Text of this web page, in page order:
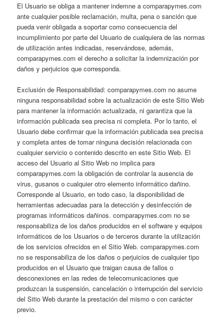
El Usuario se obliga a mantener indemne a comparapymes.com
ante cualquier posible reclamación, multa, pena o sanción que
pueda venir obligada a soportar como consecuencia del
incumplimiento por parte del Usuario de cualquiera de las normas
de utilización antes indicadas, reservándose, además,
comparapymes.com el derecho a solicitar la indemnización por
daños y perjuicios que corresponda.
Exclusión de Responsabilidad: comparapymes.com no asume
ninguna responsabilidad sobre la actualización de este Sitio Web
para mantener la información actualizada, ni garantiza que la
información publicada sea precisa ni completa. Por lo tanto, el
Usuario debe confirmar que la información publicada sea precisa
y completa antes de tomar ninguna decisión relacionada con
cualquier servicio o contenido descrito en este Sitio Web. El
acceso del Usuario al Sitio Web no implica para
comparapymes.com la obligación de controlar la ausencia de
virus, gusanos o cualquier otro elemento informático dañino.
Corresponde al Usuario, en todo caso, la disponibilidad de
herramientas adecuadas para la detección y desinfección de
programas informáticos dañinos. comparapymes.com no se
responsabiliza de los daños producidos en el software y equipos
informáticos de los Usuarios o de terceros durante la utilización
de los servicios ofrecidos en el Sitio Web. comparapymes.com
no se responsabiliza de los daños o perjuicios de cualquier tipo
producidos en el Usuario que traigan causa de fallos o
desconexiones en las redes de telecomunicaciones que
produzcan la suspensión, cancelación o interrupción del servicio
del Sitio Web durante la prestación del mismo o con carácter
previo.